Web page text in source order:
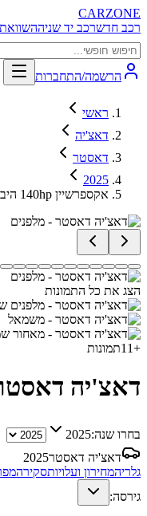
CARZONE
רכב חדשרכב יד שניה
הרשמה/התחברות
ראשי
דאצ'יה
דאסטר
2025
אקספרשיין 140hp היברידי 1.6 ליטר
הצג את כל התמונות
+
11תמונות
דאצ'יה
בחרו שנה:2025
דאצ'יה דאסטר2025
גלריהמחירון ועלויותסקירה
גירסה: